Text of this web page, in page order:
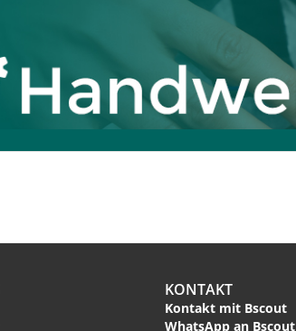
KONTAKT
Kontakt mit Bscout
WhatsApp an Bscout